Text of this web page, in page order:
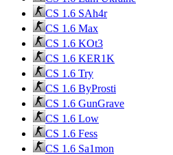
CS 1.6 SAh4r
CS 1.6 Max
CS 1.6 KOt3
CS 1.6 KER1K
CS 1.6 Try
CS 1.6 ByProsti
CS 1.6 GunGrave
CS 1.6 Low
CS 1.6 Fess
CS 1.6 Sa1mon